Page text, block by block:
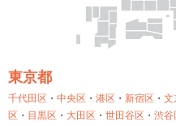
東京都
千代田区 ・ 中央区 ・ 港区 ・ 新宿区 ・ 文
区 ・ 目黒区 ・ 大田区 ・ 世田谷区 ・ 渋谷